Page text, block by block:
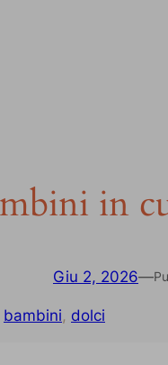
in
Giu 2, 2026—
bambini, dolci